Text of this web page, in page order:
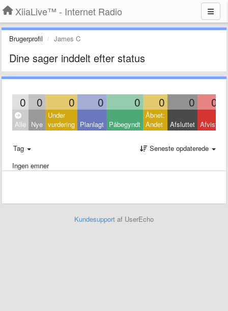
XiiaLive™ - Internet Radio
Brugerprofil James C
Dine sager inddelt efter status
0 0 0 0 0 0 0 0
Alle Nye
Under
vurdering Planlagt Påbegyndt
Åbnet:
Andet
Afsluttet Afvist
Tag
Seneste opdaterede
Ingen emner
Kundesupport af UserEcho